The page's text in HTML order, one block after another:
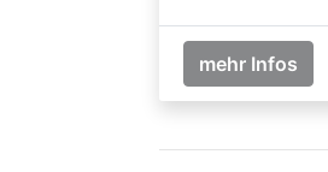
mehr Infos